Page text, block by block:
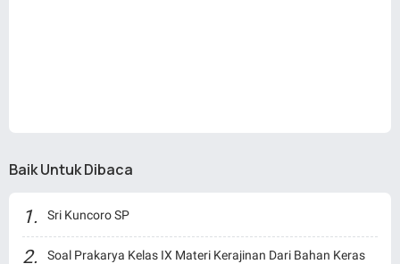
Baik Untuk Dibaca
Sri Kuncoro SP
Soal Prakarya Kelas IX Materi Kerajinan Dari Bahan Keras